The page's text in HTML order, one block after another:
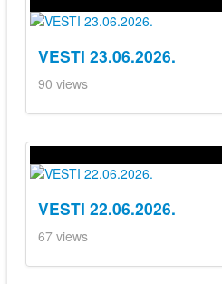
VESTI 23.06.2026.
90 views
VESTI 22.06.2026.
67 views